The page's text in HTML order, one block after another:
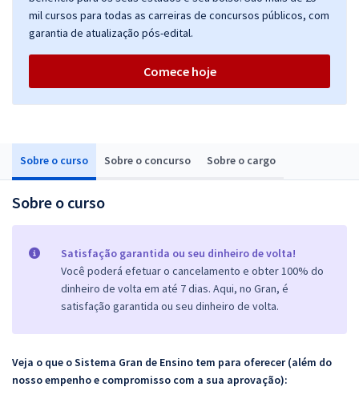
Sobre o curso Sobre o concurso Sobre o cargo
Sobre o curso
Satisfação garantida ou seu dinheiro de volta!
Você poderá efetuar o cancelamento e obter 100% do
dinheiro de volta em até 7 dias. Aqui, no Gran, é
satisfação garantida ou seu dinheiro de volta.
Veja o que o Sistema Gran de Ensino tem para oferecer (além do
nosso empenho e compromisso com a sua aprovação):
mil cursos para todas as carreiras de concursos públicos, com
garantia de atualização pós-edital.
Comece hoje